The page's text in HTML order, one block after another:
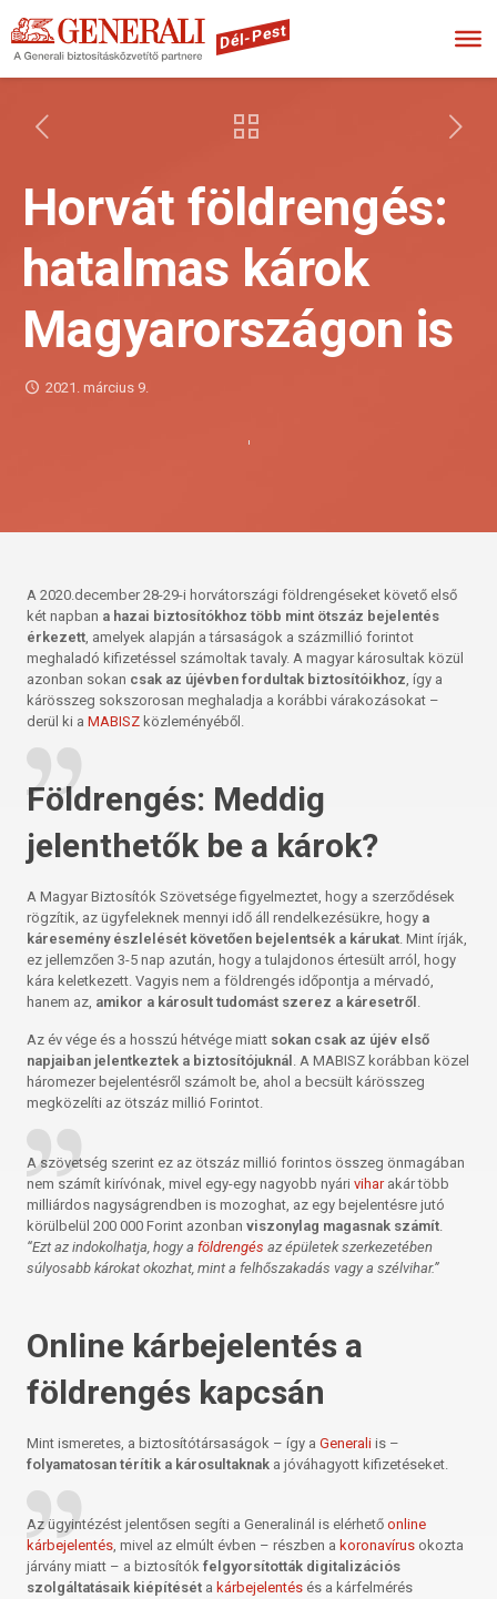
Dél-Pest
Horvát földrengés:
hatalmas károk
Magyarországon is
2021. március 9.
A 2020.december 28-29-i horvátországi földrengéseket követő első
két napban a hazai biztosítókhoz több mint ötszáz bejelentés
érkezett, amelyek alapján a társaságok a százmillió forintot
meghaladó kifizetéssel számoltak tavaly. A magyar károsultak közül
azonban sokan csak az újévben fordultak biztosítóikhoz, így a
kárösszeg sokszorosan meghaladja a korábbi várakozásokat –
derül ki aMABISZ közleményéből.
Földrengés: Meddig
jelenthetők be a károk?
A Magyar Biztosítók Szövetsége figyelmeztet, hogy a szerződések
rögzítik, az ügyfeleknek mennyi idő áll rendelkezésükre, hogy a
káresemény észlelését követően bejelentsék a kárukat. Mint írják,
ez jellemzően 3-5 nap azután, hogy a tulajdonos értesült arról, hogy
kára keletkezett. Vagyis nem a földrengés időpontja a mérvadó,
hanem az, amikor a károsult tudomást szerez a káresetről .
Az év vége és a hosszú hétvége miatt sokan csak az újév első
napjaiban jelentkeztek a biztosítójuknál . A MABISZ korábban közel
háromezer bejelentésről számolt be, ahol a becsült kárösszeg
megközelíti az ötszáz millió Forintot.
A szövetség szerint ez az ötszáz millió forintos összeg önmagában
nem számít kirívónak, mivel egy-egy nagyobb nyáriviharakár több
milliárdos nagyságrendben is mozoghat, az egy bejelentésre jutó
körülbelül 200 000 Forint azonbanviszonylag magasnak számít.
“Ezt az indokolhatja, hogy aföldrengés az épületek szerkezetében
súlyosabb károkat okozhat, mint a felhőszakadás vagy a szélvihar.”
Online kárbejelentés a
földrengés kapcsán
Mint ismeretes, a biztosítótársaságok – így aGenerali is –
folyamatosan térítik a károsultaknak a jóváhagyott kifizetéseket.
Az ügyintézést jelentősen segíti a Generalinál is elérhetőonline
kárbejelentés, mivel az elmúlt évben – részben a koronavírus okozta
járvány miatt – a biztosítókfelgyorsították digitalizációs
szolgáltatásaik kiépítését a kárbejelentés és a kárfelmérés